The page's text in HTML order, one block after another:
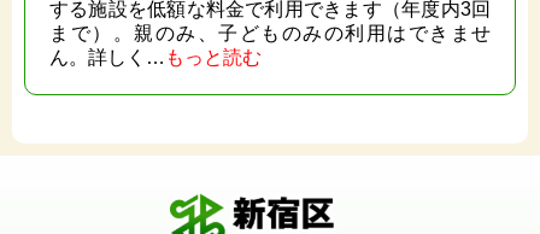
する施設を低額な料金で利用できます（年度内3回
まで）。親のみ、子どものみの利用はできませ
ん。詳しく… もっと読む